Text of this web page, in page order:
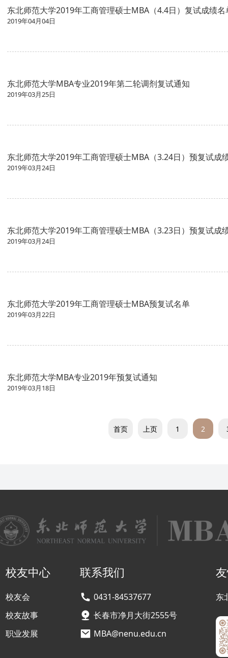
东北师范大学2019年工商管理硕士MBA（4.4日）复试成绩名
2019年04月04日
东北师范大学MBA专业2019年第二轮调剂复试通知
2019年03月25日
东北师范大学2019年工商管理硕士MBA（3.24日）预复试成
2019年03月24日
东北师范大学2019年工商管理硕士MBA（3.23日）预复试成
2019年03月24日
东北师范大学2019年工商管理硕士MBA预复试名单
2019年03月22日
东北师范大学MBA专业2019年预复试通知
2019年03月18日
首页 上页 1 2
校友中心
校友会
校友故事
职业发展
联系我们
0431-84537677
长春市净月大街2555号
MBA@nenu.edu.cn
东